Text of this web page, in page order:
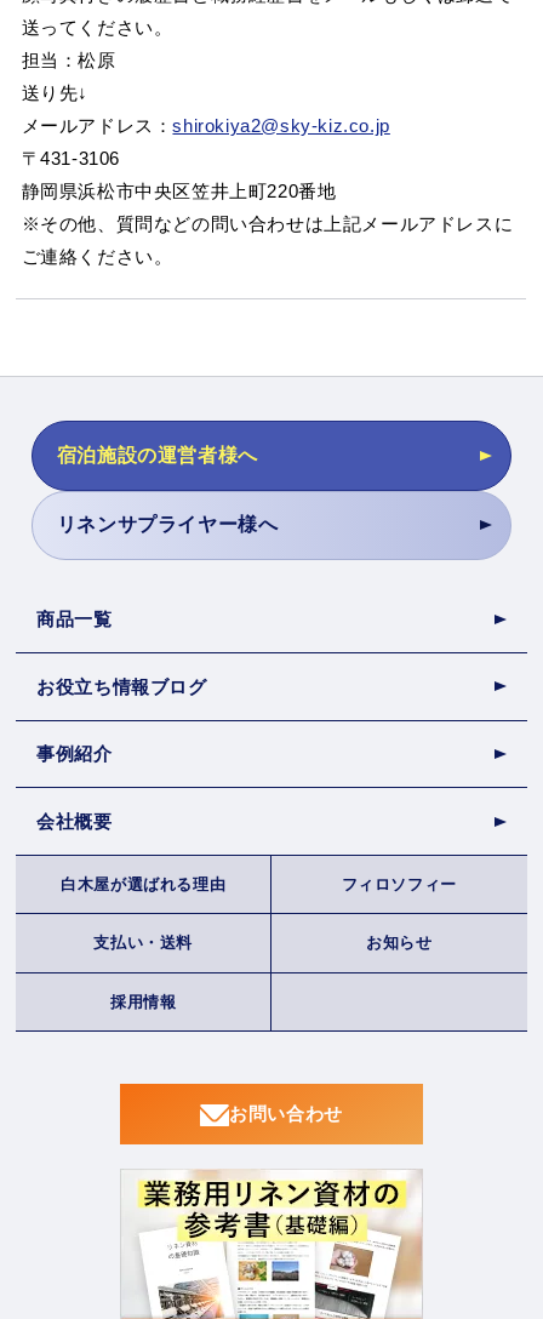
送ってください。
担当：松原
送り先↓
メールアドレス：shirokiya2@sky-kiz.co.jp
〒431-3106
静岡県浜松市中央区笠井上町220番地
※その他、質問などの問い合わせは上記メールアドレスに
ご連絡ください。
宿泊施設の運営者様へ
リネンサプライヤー様へ
商品一覧
お役立ち情報ブログ
事例紹介
会社概要
白木屋が選ばれる理由 フィロソフィー
支払い・送料 お知らせ
採用情報
お問い合わせ